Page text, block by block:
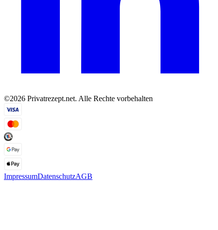
©2026 Privatrezept.net. Alle Rechte vorbehalten
ImpressumDatenschutzAGB